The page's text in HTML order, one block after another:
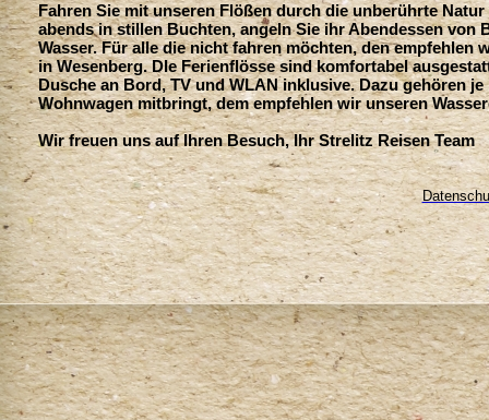
Fahren Sie mit unseren Flößen durch die unberührte
abends in stillen Buchten, angeln Sie ihr Abendessen von
Wasser. Für alle die nicht fahren möchten, den
in Wesenberg. DIe Ferienflösse sind komfortabel
Dusche an Bord, TV und WLAN inklusive. Dazu gehören
Wohnwagen mitbringt, dem empfehlen wir unseren
Wir freuen uns auf Ihren Besuch, Ihr Strelitz Reisen Team